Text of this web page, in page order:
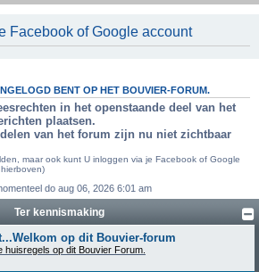
Facebook of Google account
BENT OP HET BOUVIER-FORUM.
in het openstaande deel van het
plaatsen.
van het forum zijn nu niet zichtbaar
maar ook kunt U inloggen via je Facebook of Google
do aug 06, 2026 6:01 am
Ter kennismaking
op dit Bouvier-forum
huisregels op dit Bouvier Forum.